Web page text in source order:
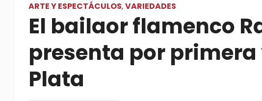
ARTE Y ESPECTÁCULOS, VARIEDADES
El bailaor flamenco
presenta por primera
Plata